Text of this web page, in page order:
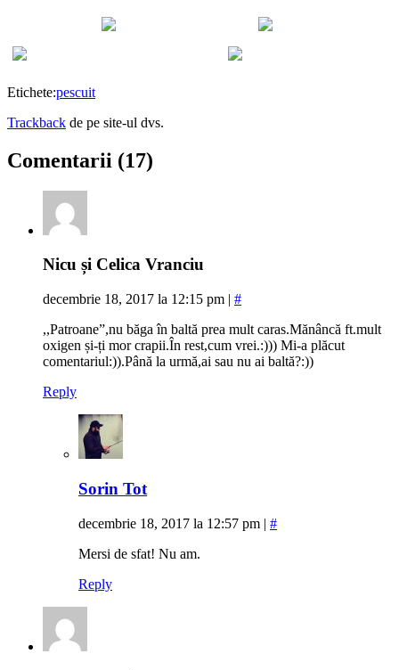
Etichete:pescuit
Trackback de pe site-ul dvs.
Comentarii (17)
Nicu și Celica Vranciu
decembrie 18, 2017 la 12:15 pm | #
,,Patroane”,nu băga în baltă prea mult caras.Mănâncă ft.mult
oxigen și-ți mor crapii.În rest,cum vrei.:))) Mi-a plăcut
comentariul:)).Până la urmă,ai sau nu ai baltă?:))
Reply
Sorin Tot
decembrie 18, 2017 la 12:57 pm | #
Mersi de sfat! Nu am.
Reply